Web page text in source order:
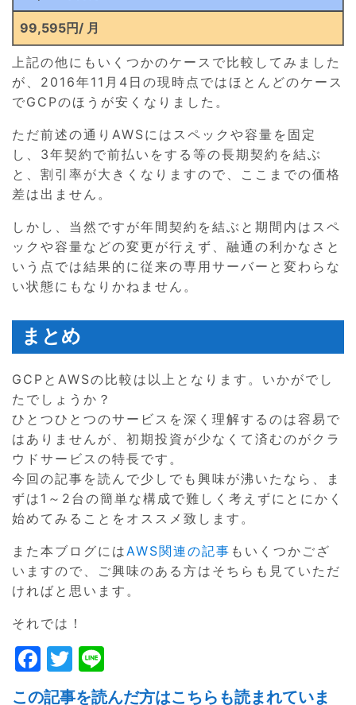
99,595円/ 月
上記の他にもいくつかのケースで比較してみました
が、2016年11月4日の現時点ではほとんどのケース
でGCPのほうが安くなりました。
ただ前述の通りAWSにはスペックや容量を固定
し、3年契約で前払いをする等の長期契約を結ぶ
と、割引率が大きくなりますので、ここまでの価格
差は出ません。
しかし、当然ですが年間契約を結ぶと期間内はスペ
ックや容量などの変更が行えず、融通の利かなさと
いう点では結果的に従来の専用サーバーと変わらな
い状態にもなりかねません。
まとめ
GCPとAWSの比較は以上となります。いかがでし
たでしょうか？
ひとつひとつのサービスを深く理解するのは容易で
はありませんが、初期投資が少なくて済むのがクラ
ウドサービスの特長です。
今回の記事を読んで少しでも興味が沸いたなら、ま
ずは1～2台の簡単な構成で難しく考えずにとにかく
始めてみることをオススメ致します。
また本ブログには AWS関連の記事 もいくつかござ
いますので、ご興味のある方はそちらも見ていただ
ければと思います。
それでは！
F
a
T
w n
この記事を読んだ方はこちらも読まれていま